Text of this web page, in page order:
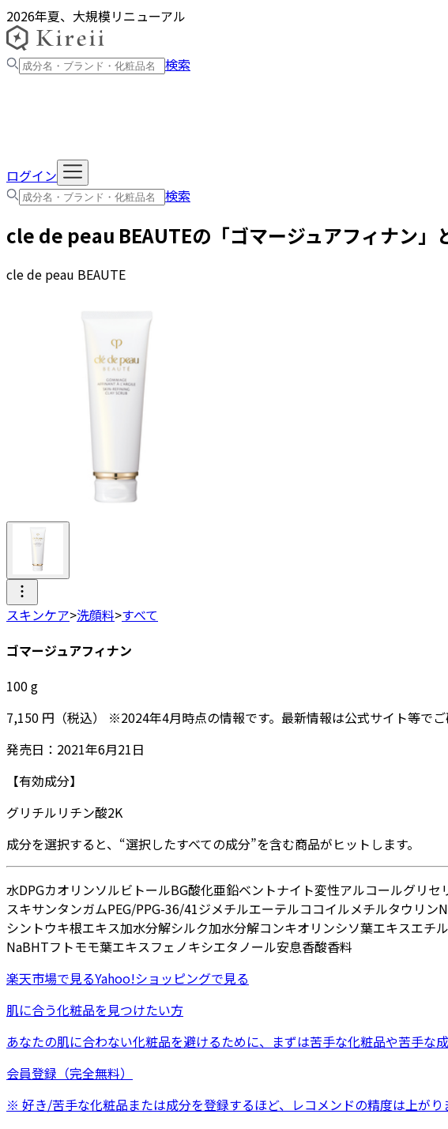
2026年夏、大規模リニューアル
検索
ログイン
検索
cle de peau BEAUTEの「ゴマージュアフィナン 」
cle de peau BEAUTE
スキンケア>洗顔料>すべて
ゴマージュアフィナン
100g
7,150 円 （税込） ※2024年4月時点の情報です。最新情報は公式サイト等でご
発売日： 2021年6月21日
【有効成分】
グリチルリチン酸2K
成分を選択すると、“選択したすべての成分”を含む商品がヒットします。
水DPGカオリンソルビトールBG酸化亜鉛ベントナイト変性アルコールグリセ
スキサンタンガムPEG/PPG-36/41ジメチルエーテルココイルメチルタウリン
シン トウキ根エキス加水分解シルク加水分解コンキオリンシソ葉エキスエチ
NaBHTフトモモ葉エキスフェノキシエタノール安息香酸香料
楽天市場で見るYahoo!ショッピングで見る
肌に合う化粧品を見つけたい方
あなたの肌に合わない化粧品を避けるために、まずは苦手な化粧品や苦手な
会員登録（完全無料）
※ 好き/苦手な化粧品または成分を登録するほど、レコメンドの精度は上がり